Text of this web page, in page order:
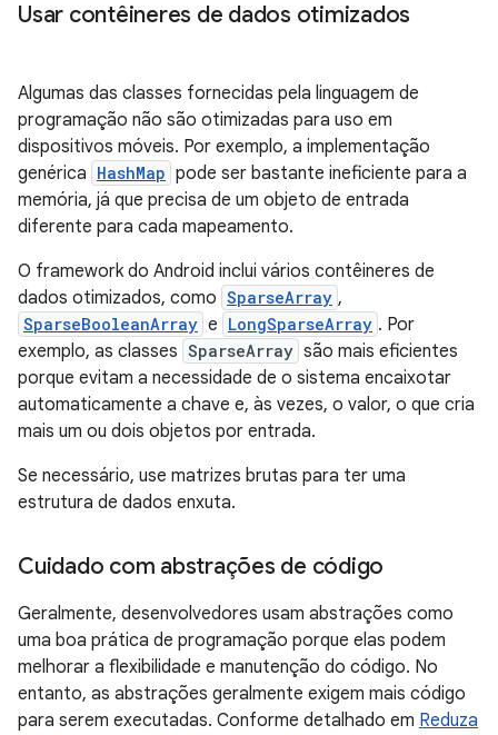
Usar contêineres de dados otimizados
Algumas das classes fornecidas pela linguagem de
programação não são otimizadas para uso em
dispositivos móveis. Por exemplo, a implementação
genérica HashMap pode ser bastante ineficiente para a
memória, já que precisa de um objeto de entrada
diferente para cada mapeamento.
O framework do Android inclui vários contêineres de
dados otimizados, como SparseArray ,
SparseBooleanArray e LongSparseArray . Por
exemplo, as classes SparseArray são mais eficientes
porque evitam a necessidade de o sistema encaixotar
automaticamente a chave e, às vezes, o valor, o que cria
mais um ou dois objetos por entrada.
Se necessário, use matrizes brutas para ter uma
estrutura de dados enxuta.
Cuidado com abstrações de código
Geralmente, desenvolvedores usam abstrações como
uma boa prática de programação porque elas podem
melhorar a flexibilidade e manutenção do código. No
entanto, as abstrações geralmente exigem mais código
para serem executadas. Conforme detalhado em Reduza